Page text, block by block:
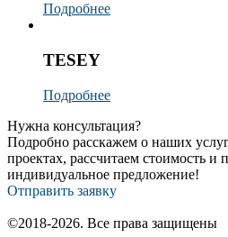
Подробнее
TESEY
Подробнее
Нужна консультация?
Подробно расскажем о наших
проектах, рассчитаем стоимость и
индивидуальное предложение!
Отправить заявку
©2018-2026. Все права защищены